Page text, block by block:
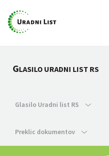
GLASILO URADNI LIST RS
Glasilo Uradni list RS
Preklic dokumentov